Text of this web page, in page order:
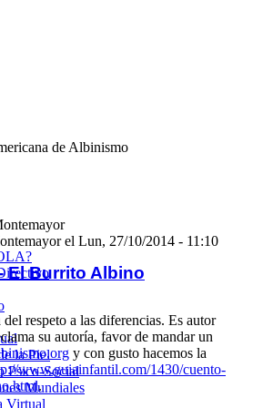
de Albinismo
la Piel
Psico-Social
Mundiales
Virtual
el Lun, 27/10/2014 - 11:10
El Burrito Albino
respeto a las diferencias. Es autor
su autoría, favor de mandar un
y con gusto hacemos la
www.guiainfantil.com/1430/cuento-
.